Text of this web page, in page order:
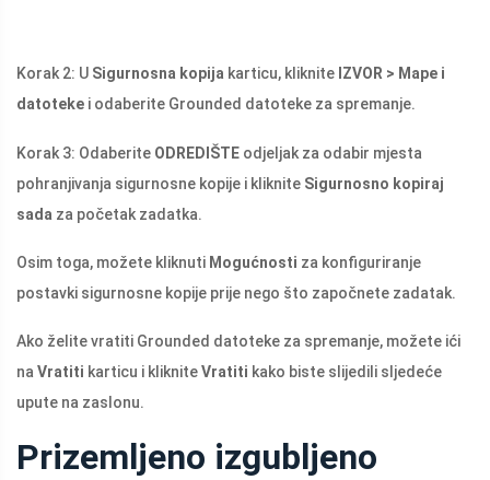
Korak 2: U Sigurnosna kopija karticu, kliknite IZVOR > Mape i
datoteke i odaberite Grounded datoteke za spremanje.
Korak 3: Odaberite ODREDIŠTE odjeljak za odabir mjesta
pohranjivanja sigurnosne kopije i kliknite Sigurnosno kopiraj
sada za početak zadatka.
Osim toga, možete kliknuti Mogućnosti za konfiguriranje
postavki sigurnosne kopije prije nego što započnete zadatak.
Ako želite vratiti Grounded datoteke za spremanje, možete ići
na Vratiti karticu i klikniteVratiti kako biste slijedili sljedeće
upute na zaslonu.
Prizemljeno izgubljeno